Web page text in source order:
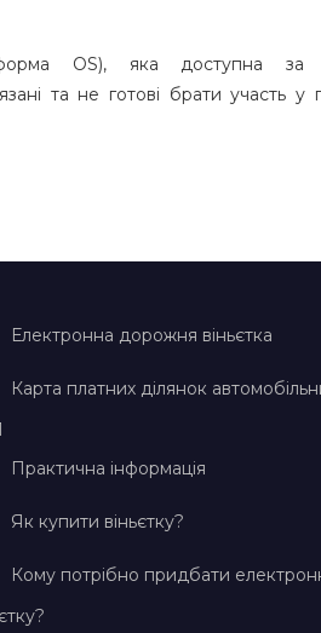
OS), яка доступна за
та не готові брати участь у
Електронна дорожня віньєтка
Карта платних ділянок
Практична інформація
Як купити віньєтку?
Кому потрібно придбати